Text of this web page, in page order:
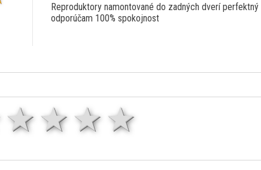
Reproduktory namontované do zadných dverí
odporúčam 100% spokojnost
4 hviezdy
3 hviezdy
2 hviezdy
1 hviezda